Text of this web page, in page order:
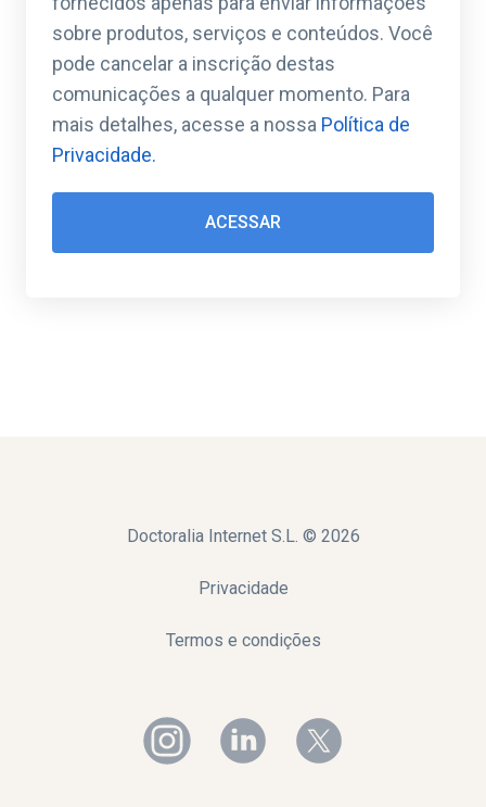
sobre produtos, serviços e conteúdos. Você
pode cancelar a inscrição destas
comunicações a qualquer momento. Para
mais detalhes, acesse a nossa Política de
Privacidade.
Doctoralia Internet S.L. © 2026
Privacidade
Termos e condições